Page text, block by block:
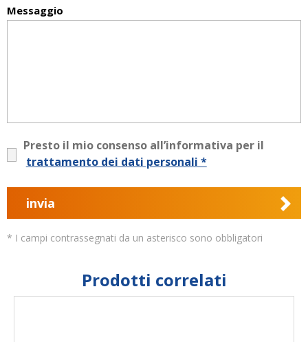
Messaggio
Presto il mio consenso all’informativa per il
trattamento dei dati personali *
invia
* I campi contrassegnati da un asterisco sono obbligatori
Prodotti correlati